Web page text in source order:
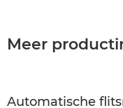
Meer
Automatische